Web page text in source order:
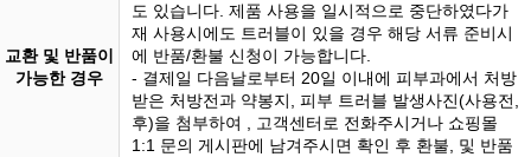
교환 및 반품이
가능한 경우
도 있습니다. 제품 사용을 일시적으로 중단하였다가
재 사용시에도 트러블이 있을 경우 해당 서류 준비시
에 반품/환불 신청이 가능합니다.
- 결제일 다음날로부터 20일 이내에 피부과에서 처방
받은 처방전과 약봉지, 피부 트러블 발생사진(사용전,
후)을 첨부하여 , 고객센터로 전화주시거나 쇼핑몰
1:1 문의 게시판에 남겨주시면 확인 후 환불, 및 반품